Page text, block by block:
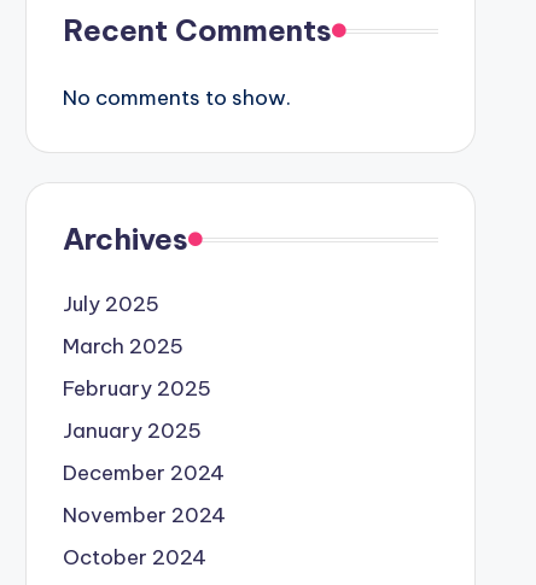
Recent Comments
No comments to show.
Archives
July 2025
March 2025
February 2025
January 2025
December 2024
November 2024
October 2024